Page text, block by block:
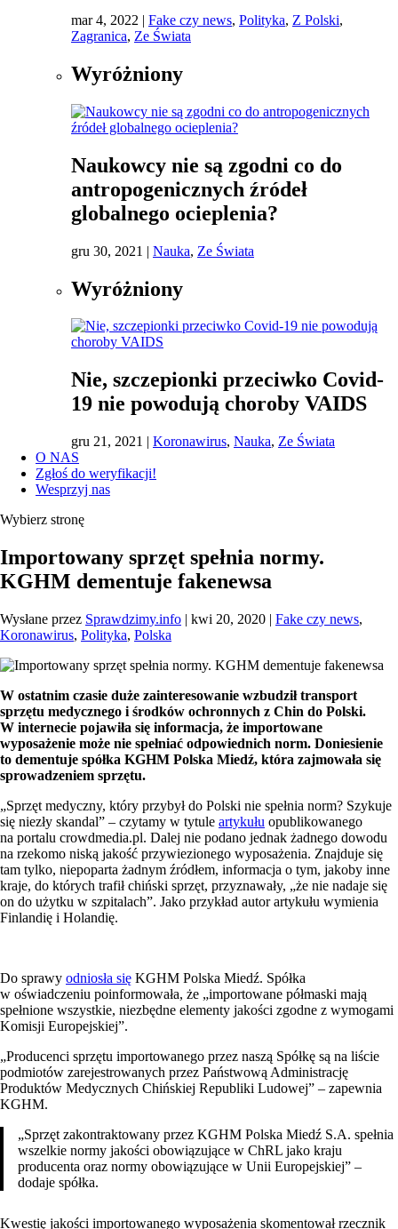
mar 4, 2022 | Fake czy news, Polityka, Z Polski,
Zagranica, Ze Świata
Wyróżniony
Naukowcy nie są zgodni co do
antropogenicznych źródeł
globalnego ocieplenia?
gru 30, 2021 | Nauka, Ze Świata
Wyróżniony
Nie, szczepionki przeciwko Covid-
19 nie powodują choroby VAIDS
gru 21, 2021 | Koronawirus, Nauka, Ze Świata
O NAS
Zgłoś do weryfikacji!
Wesprzyj nas
Wybierz stronę
Importowany sprzęt spełnia normy.
KGHM dementuje fakenewsa
Wysłane przez Sprawdzimy.info | kwi 20, 2020 | Fake czy news,
Koronawirus, Polityka, Polska
W ostatnim czasie duże zainteresowanie wzbudził transport
sprzętu medycznego i środków ochronnych z Chin do Polski.
W internecie pojawiła się informacja, że importowane
wyposażenie może nie spełniać odpowiednich norm. Doniesienie
to dementuje spółka KGHM Polska Miedź, która zajmowała się
sprowadzeniem sprzętu.
„Sprzęt medyczny, który przybył do Polski nie spełnia norm? Szykuje
się niezły skandal” – czytamy w tytule artykułu opublikowanego
na portalu crowdmedia.pl. Dalej nie podano jednak żadnego dowodu
na rzekomo niską jakość przywiezionego wyposażenia. Znajduje się
tam tylko, niepoparta żadnym źródłem, informacja o tym, jakoby inne
kraje, do których trafił chiński sprzęt, przyznawały, „że nie nadaje się
on do użytku w szpitalach”. Jako przykład autor artykułu wymienia
Finlandię i Holandię.
Do sprawy odniosła się KGHM Polska Miedź. Spółka
w oświadczeniu poinformowała, że „importowane półmaski mają
spełnione wszystkie, niezbędne elementy jakości zgodne z wymogami
Komisji Europejskiej”.
„Producenci sprzętu importowanego przez naszą Spółkę są na liście
podmiotów zarejestrowanych przez Państwową Administrację
Produktów Medycznych Chińskiej Republiki Ludowej” – zapewnia
KGHM.
„Sprzęt zakontraktowany przez KGHM Polska Miedź S.A. spełnia
wszelkie normy jakości obowiązujące w ChRL jako kraju
producenta oraz normy obowiązujące w Unii Europejskiej” –
dodaje spółka.
Kwestię jakości importowanego wyposażenia skomentował rzecznik